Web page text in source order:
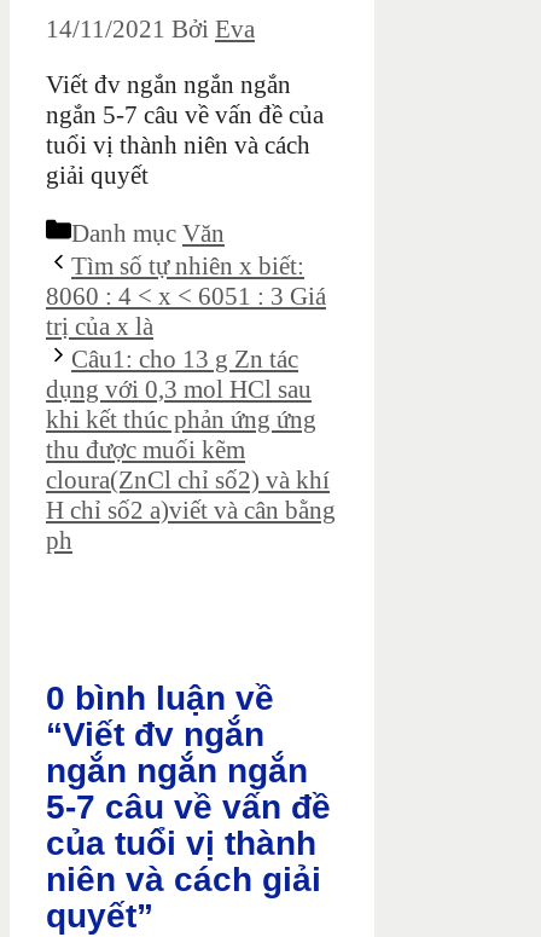
14/11/2021 Bởi Eva
Viết đv ngắn ngắn ngắn
ngắn 5-7 câu về vấn đề của
tuổi vị thành niên và cách
giải quyết
Danh mục Văn
Tìm số tự nhiên x biết:
8060 : 4 < x < 6051 : 3 Giá
trị của x là
Câu1: cho 13 g Zn tác
dụng với 0,3 mol HCl sau
khi kết thúc phản ứng ứng
thu được muối kẽm
cloura(ZnCl chỉ số2) và khí
H chỉ số2 a)viết và cân bằng
ph
0 bình luận về
“Viết đv ngắn
ngắn ngắn ngắn
5-7 câu về vấn đề
của tuổi vị thành
niên và cách giải
quyết”